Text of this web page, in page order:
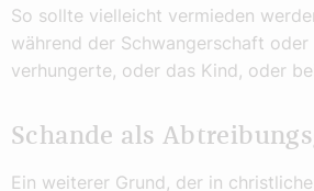
So sollte vielleicht vermieden
während der Schwangerschaft
verhungerte, oder das Kind, oder
Schande als
Ein weiterer Grund, der in